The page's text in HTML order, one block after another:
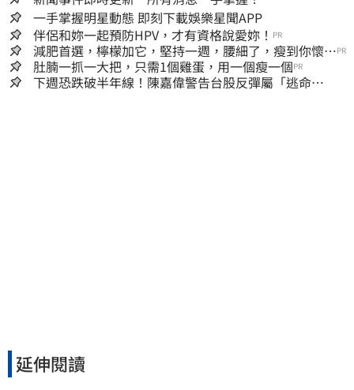
一手掌握明星動態 即刻下載娛樂星聞APP
伴侶和妳一起預防HPV，才有資格說愛妳！ PR
減肥首選，檸檬加它，堅持一週，腰細了，瘦到你懷疑
人生
PR
肚腩一抓一大把，只需1個雞蛋，用一個瘦一個PR
下週恐跌破半年線！陳嘉偉警告台股反彈屬「逃命
延伸閱讀